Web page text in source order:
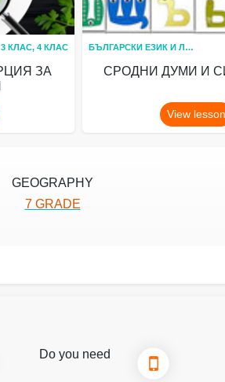
3 КЛАС, 4 КЛАС
ЗА
БЪЛГАРСКИ ЕЗИК И ЛИТЕРАТУРА
СРОДНИ ДУМИ И
View lesson
GEOGRAPHY
7 GRADE
Do you need